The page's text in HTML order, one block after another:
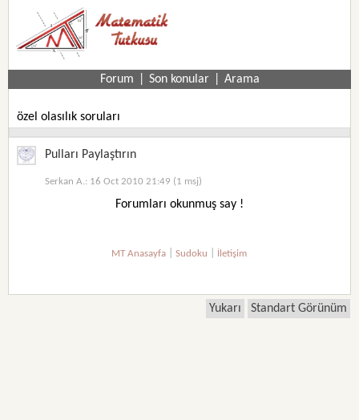
Forum Son konular Arama
özel olasılık soruları
Pulları Paylaştırın
Serkan A.: 16 Oct 2010 21:49 (1 msj)
Forumları okunmuş say !
MT Anasayfa |Sudoku İletişim
Yukarı Standart Görünüm